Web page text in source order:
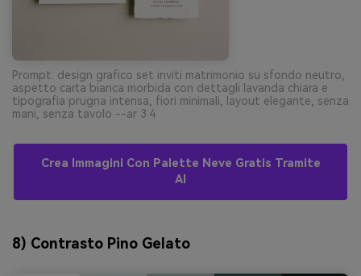
Prompt: design grafico set inviti matrimonio su sfondo neutro,
aspetto carta bianca morbida con dettagli lavanda chiara e
tipografia prugna intensa, fiori minimali, layout elegante, senza
mani, senza tavolo --ar 3:4
Crea Immagini Con Palette Neve Gratis Tramite
AI
8) Contrasto Pino Gelato